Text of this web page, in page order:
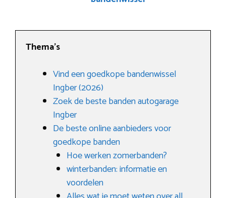
Thema’s
Vind een goedkope bandenwissel
Ingber (2026)
Zoek de beste banden autogarage
Ingber
De beste online aanbieders voor
goedkope banden
Hoe werken zomerbanden?
winterbanden: informatie en
voordelen